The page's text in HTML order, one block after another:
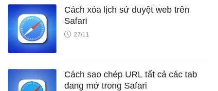
Cách xóa lịch sử duyệt web trên
Safari
27/11
Cách sao chép URL tất cả các tab
đang mở trong Safari